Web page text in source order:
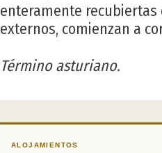
enteramente recubiertas
externos, comienzan a
Término asturiano.